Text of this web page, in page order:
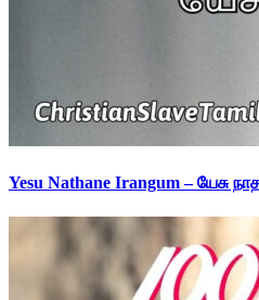
Yesu Nathane Irangum – யேசு